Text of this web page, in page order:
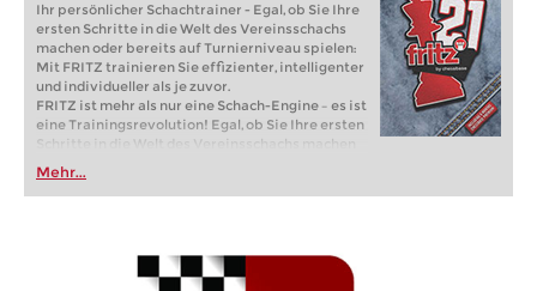
Ihr persönlicher Schachtrainer - Egal, ob Sie Ihre
ersten Schritte in die Welt des Vereinsschachs
machen oder bereits auf Turnierniveau spielen:
Mit FRITZ trainieren Sie effizienter, intelligenter
und individueller als je zuvor.
FRITZ ist mehr als nur eine Schach-Engine – es ist
eine Trainingsrevolution! Egal, ob Sie Ihre ersten
Schritte in die Welt des Vereinsschachs machen
oder bereits auf Turnierniveau spielen: Mit
FRITZ trainieren Sie effizienter, intelligenter und
individueller als je zuvor.
Mehr...